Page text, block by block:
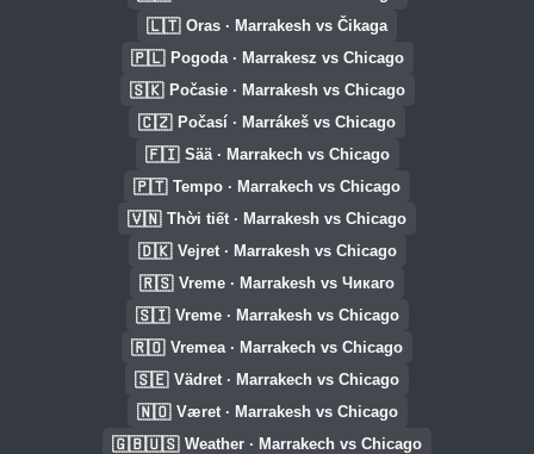
🇱🇹 Oras · Marrakesh vs Čikaga
🇵🇱 Pogoda · Marrakesz vs Chicago
🇸🇰 Počasie · Marrakesh vs Chicago
🇨🇿 Počasí · Marrákeš vs Chicago
🇫🇮 Sää · Marrakech vs Chicago
🇵🇹 Tempo · Marrakech vs Chicago
🇻🇳 Thời tiết · Marrakesh vs Chicago
🇩🇰 Vejret · Marrakesh vs Chicago
🇷🇸 Vreme · Marrakesh vs Чикаго
🇸🇮 Vreme · Marrakesh vs Chicago
🇷🇴 Vremea · Marrakech vs Chicago
🇸🇪 Vädret · Marrakech vs Chicago
🇳🇴 Været · Marrakesh vs Chicago
🇬🇧🇺🇸 Weather · Marrakech vs Chicago